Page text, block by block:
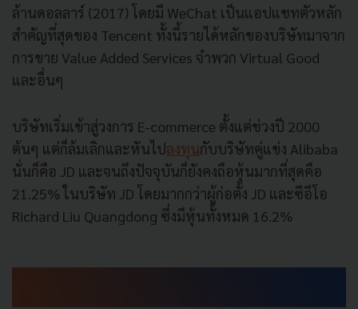
ล้านดอลลาร์ (2017) โดยมี WeChat เป็นแอปแชทตัวหลัก
สำคัญที่สุดของ Tencent ทั้งนี้รายได้หลักของบริษัทมาจาก
การขาย Value Added Services จำพวก Virtual Good
และอื่นๆ
บริษัทเริ่มเข้าสู่วงการ E-commerce ตั้งแต่ช่วงปี 2000
ต้นๆ แต่ก็ล้มเลิกและหันไปลงทุนกับบริษัทคู่แข่ง Alibaba
นั่นก็คือ JD และจนถึงปัจจุบันก็ยังคงถือหุ้นมากที่สุดคือ
21.25% ในบริษัท JD โดยมากกว่าผู้ก่อตั้ง JD และซีอีโอ
Richard Liu Quangdong ซึ่งมีหุ้นทั้งหมด 16.2%